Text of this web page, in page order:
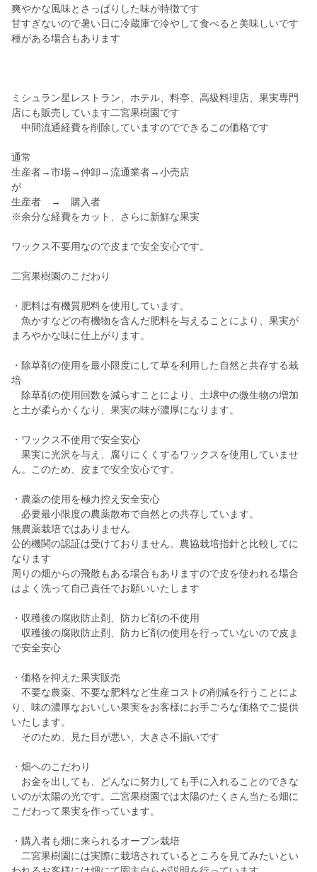
爽やかな風味とさっぱりした味が特徴です
甘すぎないので暑い日に冷蔵庫で冷やして食べると美味しいです
種がある場合もあります
ミシュラン星レストラン、ホテル、料亭、高級料理店、果実専門
店にも販売しています二宮果樹園です
中間流通経費を削除していますのでできるこの価格です
通常
生産者→市場→仲卸→流通業者→小売店
が
生産者 → 購入者
※余分な経費をカット、さらに新鮮な果実
ワックス不要用なので皮まで安全安心です。
二宮果樹園のこだわり
・肥料は有機質肥料を使用しています。
魚かすなどの有機物を含んだ肥料を与えることにより、果実が
まろやかな味に仕上がります。
・除草剤の使用を最小限度にして草を利用した自然と共存する栽
培
除草剤の使用回数を減らすことにより、土壌中の微生物の増加
と土が柔らかくなり、果実の味が濃厚になります。
・ワックス不使用で安全安心
果実に光沢を与え、腐りにくくするワックスを使用していませ
ん。このため、皮まで安全安心です。
・農薬の使用を極力控え安全安心
必要最小限度の農薬散布で自然との共存しています。
無農薬栽培ではありません
公的機関の認証は受けておりません。農協栽培指針と比較してに
なります
周りの畑からの飛散もある場合もありますので皮を使われる場合
はよく洗って自己責任でお願いいたします
・収穫後の腐敗防止剤、防カビ剤の不使用
収穫後の腐敗防止剤、防カビ剤の使用を行っていないので皮ま
で安全安心
・価格を抑えた果実販売
不要な農薬、不要な肥料など生産コストの削減を行うことによ
り、味の濃厚なおいしい果実をお客様にお手ごろな価格でご提供
いたします。
そのため、見た目が悪い、大きさ不揃いです
・畑へのこだわり
お金を出しても、どんなに努力しても手に入れることのできな
いのが太陽の光です。二宮果樹園では太陽のたくさん当たる畑に
こだわって果実を作っています。
・購入者も畑に来られるオープン栽培
二宮果樹園には実際に栽培されているところを見てみたいとい